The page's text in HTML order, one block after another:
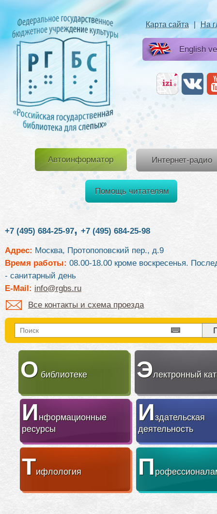
Карта сайта | На
English
Автоинформатор Интернет-радио
Помощь читателям
+7 (495) 684-25-97, +7 (495) 684-25-98
Адрес: Москва, Протопоповский пер., д.9
Время работы: 08.00-18.00 кроме воскресенья.
- санитарный день
E-Mail: info@rgbs.ru
Все контакты и схема проезда
О библиотеке Электронный
Информационные
ресурсы
Издательская
деятельность
Тифлология П